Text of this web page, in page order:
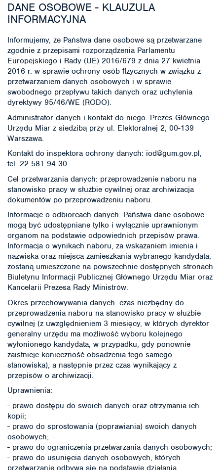
DANE OSOBOWE - KLAUZULA
INFORMACYJNA
Informujemy, że Państwa dane osobowe są przetwarzane
zgodnie z przepisami rozporządzenia Parlamentu
Europejskiego i Rady (UE) 2016/679 z dnia 27 kwietnia
2016 r. w sprawie ochrony osób ﬁzycznych w związku z
przetwarzaniem danych osobowych i w sprawie
swobodnego przepływu takich danych oraz uchylenia
dyrektywy 95/46/WE (RODO).
Administrator danych i kontakt do niego: Prezes Głównego
Urzędu Miar z siedzibą przy ul. Elektoralnej 2, 00-139
Warszawa.
Kontakt do inspektora ochrony danych: iod@gum.gov.pl,
tel. 22 581 94 30.
Cel przetwarzania danych: przeprowadzenie naboru na
stanowisko pracy w służbie cywilnej oraz archiwizacja
dokumentów po przeprowadzeniu naboru.
Informacje o odbiorcach danych: Państwa dane osobowe
mogą być udostępniane tylko i wyłącznie uprawnionym
organom na podstawie odpowiednich przepisów prawa.
Informacja o wynikach naboru, za wskazaniem imienia i
nazwiska oraz miejsca zamieszkania wybranego kandydata,
zostaną umieszczone na powszechnie dostępnych stronach
Biuletynu Informacji Publicznej Głównego Urzędu Miar oraz
Kancelarii Prezesa Rady Ministrów.
Okres przechowywania danych: czas niezbędny do
przeprowadzenia naboru na stanowisko pracy w służbie
cywilnej (z uwzględnieniem 3 miesięcy, w których dyrektor
generalny urzędu ma możliwość wyboru kolejnego
wyłonionego kandydata, w przypadku, gdy ponownie
zaistnieje konieczność obsadzenia tego samego
stanowiska), a następnie przez czas wynikający z
przepisów o archiwizacji.
Uprawnienia:
- prawo dostępu do swoich danych oraz otrzymania ich
kopii;
- prawo do sprostowania (poprawiania) swoich danych
osobowych;
- prawo do ograniczenia przetwarzania danych osobowych;
- prawo do usunięcia danych osobowych, których
przetwarzanie odbywa się na podstawie działania